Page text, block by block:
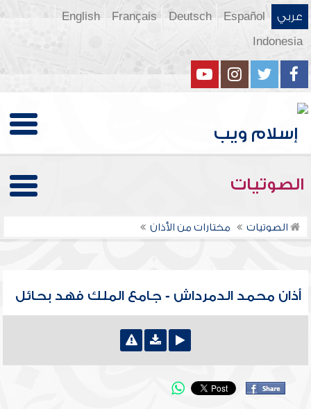
عربي Español
Deutsch
Français
English
Indonesia
الصوتيات
الصوتيات مختارات من الأذان
أذان محمد الدمرداش - جامع الملك فهد بحائل